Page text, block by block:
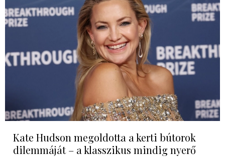
Kate Hudson megoldotta a kerti bútorok
dilemmáját – a klasszikus mindig nyerő